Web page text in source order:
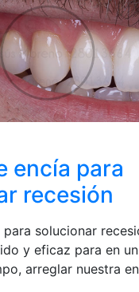
encía para
recesión
solucionar
y eficaz para en
arreglar nuestra